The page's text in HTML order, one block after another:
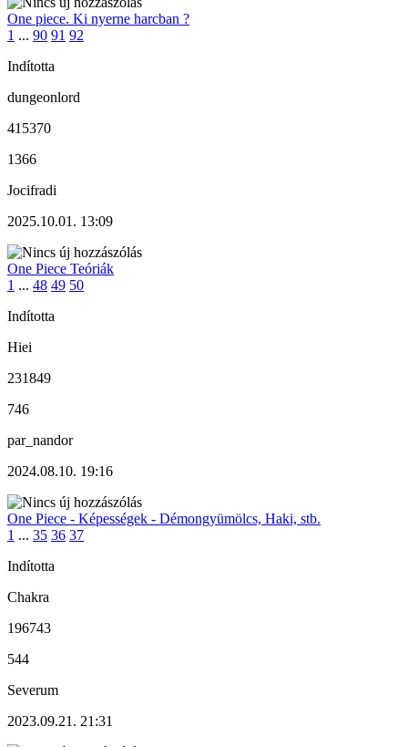
One piece. Ki nyerne harcban ?
1 ... 90 91 92
Indította
dungeonlord
415370
1366
Jocifradi
2025.10.01. 13:09
One Piece Teóriák
1 ... 48 49 50
Indította
Hiei
231849
746
par_nandor
2024.08.10. 19:16
One Piece - Képességek - Démongyümölcs, Haki, stb.
1 ... 35 36 37
Indította
Chakra
196743
544
Severum
2023.09.21. 21:31